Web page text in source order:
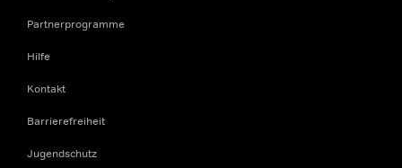
Partnerprogramme
Hilfe
Kontakt
Barrierefreiheit
Jugendschutz